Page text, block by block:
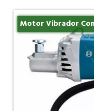
Motor Vibrador